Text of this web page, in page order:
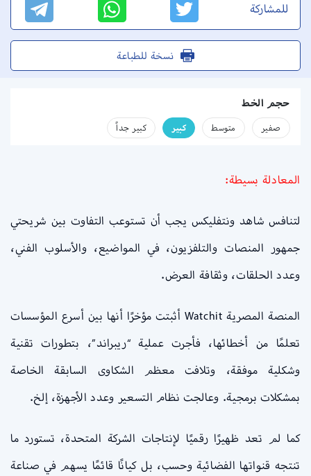
للمشاركة
نسخة للطباعة
حجم الخط
صفير متوسط كبير كبير جداً
المعادلة بسيطة:
لتنافس شاهد ونتفليكس يجب أن تستوعب التفاوت بين شريحتي
جمهور المنصات والتلفزيون، في المواضيع، والأسلوب الفني،
وعدد الحلقات، وثقافة العرض.
المنصة المصرية Watchit أثبتت مؤخرًا أنها بين أسرع المؤسسات
تعلمًا من أخطائها، فأجرت عملية “ريبراند”، بتطورات تقنية
وشكلية موفقة، وتلافت معظم الشكاوى السابقة الخاصة
بمشكلات برمجية. وعالجت نظام التسعير وعدد الأجهزة، إلخ.
كما لم تعد ظهيرًا رقميًا لإنتاجات الشركة المتحدة، تستورد ما
تنتجه قنواتها الفضائية وحسب، بل كيانًا قائمًا يسهم في صناعة